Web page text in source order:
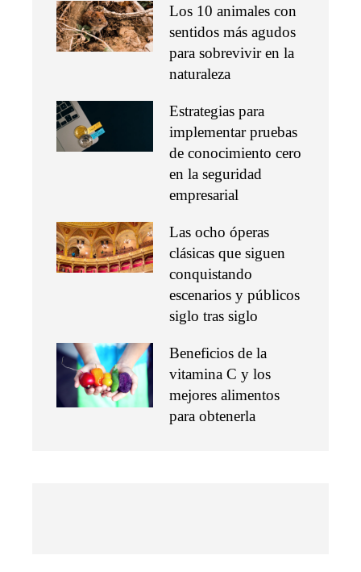
Los 10 animales con
sentidos más agudos
para sobrevivir en la
naturaleza
Estrategias para
implementar pruebas
de conocimiento cero
en la seguridad
empresarial
Las ocho óperas
clásicas que siguen
conquistando
escenarios y públicos
siglo tras siglo
Beneficios de la
vitamina C y los
mejores alimentos
para obtenerla